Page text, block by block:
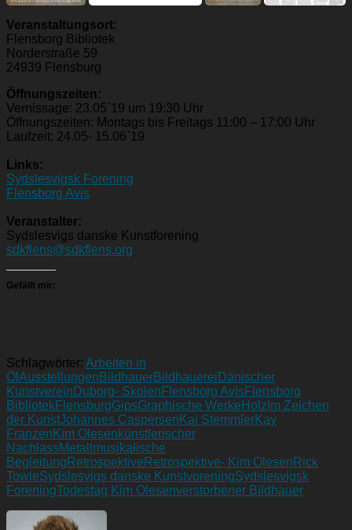
Veranstaltungsort:
Flensborg Bibliotek
Norderstraße 59
24939 Flensburg
Öffnungszeiten:
Vernissage: 23.05`19 um 19:30 Uhr
Öffnungszeiten: Montags bis Freitags 11:00 – 17:00 Uhr
Laufzeit: 24.05- 15.06`19
Links:
Sydslesvigsk Forening
Flensborg Avis
Veranstalter:
Sydslesvigs danske Kunstforening
sdkflens@sdkflens.org
Gefällt mir:
Schlagwörter: Arbeiten in
Öl Ausstellungen BildhauerBildhauerei Dänischer
Kunstverein Duborg- Skolen Flensborg AvisFlensborg
BibliotekFlensburgGipsGraphische Werke Holz Im Zeichen
der KunstJohannes Caspersen Kai StemmlerKay
Franzen Kim Olesenkünstlerischer
NachlassMetall musikalische
Begleitung Retrospektive Retrospektive- Kim Olesen Rick
TowleSydslesvigs danske KunstvoreningSydslesvigsk
ForeningTodestag Kim Olesenverstorbener Bildhauer